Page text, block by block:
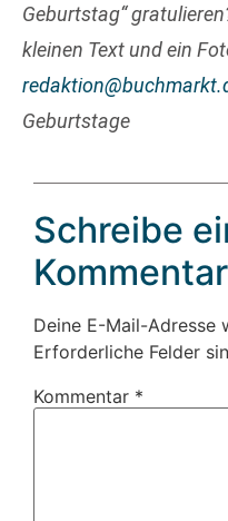
Geburtstag“
kleinen Text und ein
Geburtstage
Schreibe
Kommentar
Deine E-Mail-
Erforderliche Felder
Kommentar *